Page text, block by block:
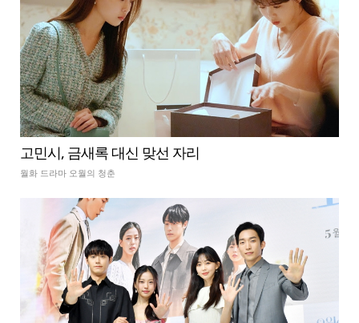
고민시, 금새록 대신 맞선 자리
월화 드라마 오월의 청춘